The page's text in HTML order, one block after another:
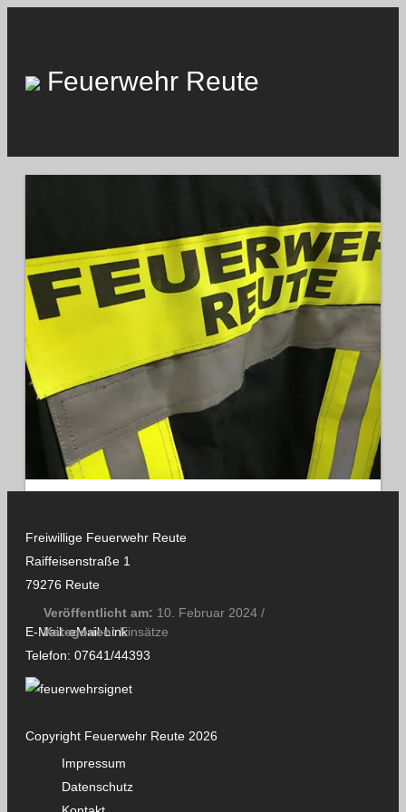
Feuerwehr Reute
he
Veröffentlicht am: 10. Februar 2024 /
Kategorien:Einsätze
Datum:10. Februar 2024 um 13:00 Uhr
Alarmierungsart:
Einsatzart:
Feuersicherheitswache
Einsatzbericht:
Freiwillige Feuerwehr Reute
Raiffeisenstraße 1
79276 Reute
E-Mail:eMail-Link
Telefon: 07641/44393
Copyright Feuerwehr Reute 2026
Impressum
Datenschutz